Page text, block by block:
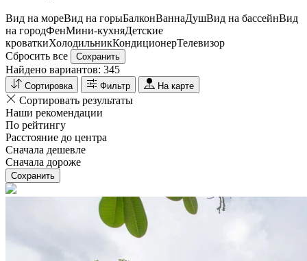
Вид на мореВид на горыБалконВаннаДушВид на бассейнВид
на городФенМини-кухняДетские
кроваткиХолодильникКондиционерТелевизор
Сбросить все
Сохранить
Найдено вариантов: 345
Сортировка Фильтр На карте
Сортировать результаты
Наши рекомендации
По рейтингу
Расстояние до центра
Сначала дешевле
Сначала дороже
Сохранить